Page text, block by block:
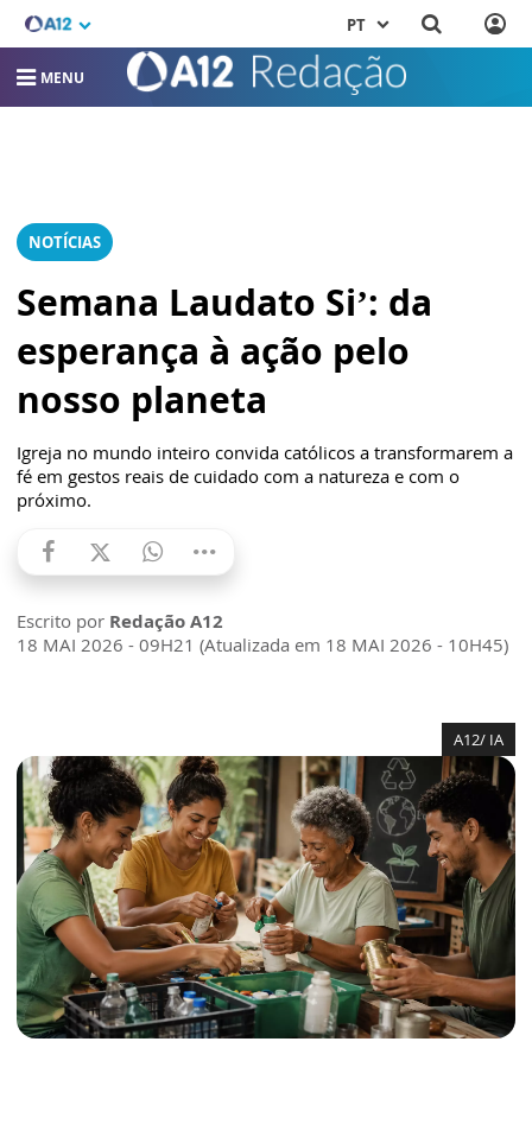
PT
MENU
NOTÍCIAS
Semana Laudato Si’: da
esperança à ação pelo
nosso planeta
Igreja no mundo inteiro convida católicos a transformarem a
fé em gestos reais de cuidado com a natureza e com o
próximo.
Escrito por Redação A12
18 MAI 2026 - 09H21 (Atualizada em 18 MAI 2026 - 10H45)
A12/ IA